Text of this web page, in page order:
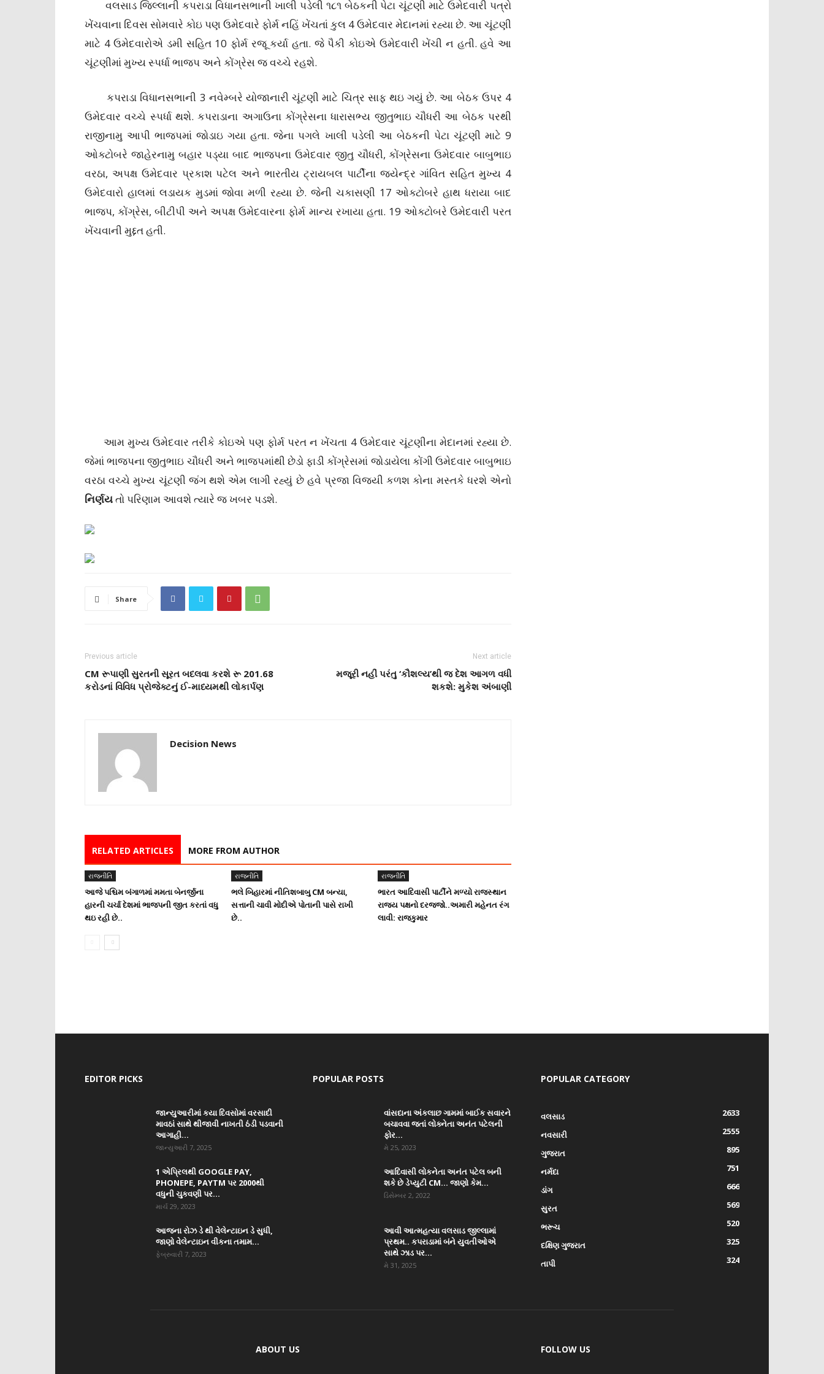
વલસાડ જિલ્લાની કપરાડા વિધાનસભાની ખાલી પડેલી ૧૮૧ બેઠકની પેટા ચૂંટણી માટે ઉમેદવારી પત્રો
ખેંચવાના દિવસ સોમવારે કોઇ પણ ઉમેદવારે ફોર્મ નહિં ખેંચતાં કુલ 4 ઉમેદવાર મેદાનમાં રહ્યા છે. આ ચૂંટણી
માટે 4 ઉમેદવારોએ ડમી સહિત 10 ફોર્મ રજૂ કર્યા હતા. જે પૈકી કોઇએ ઉમેદવારી ખેંચી ન હતી. હવે આ
ચૂંટણીમાં મુખ્ય સ્પર્ધા ભાજપ અને કોંગ્રેસ જ વચ્ચે રહશે.
કપરાડા વિધાનસભાની 3 નવેમ્બરે યોજાનારી ચૂંટણી માટે ચિત્ર સાફ થઇ ગયું છે. આ બેઠક ઉપર 4
ઉમેદવાર વચ્ચે સ્પર્ધા થશે. કપરાડાના અગાઉના કોંગ્રેસના ધારાસભ્ય જીતુભાઇ ચૌધરી આ બેઠક પરથી
રાજીનામુ આપી ભાજપમાં જોડાઇ ગયા હતા. જેના પગલે ખાલી પડેલી આ બેઠકની પેટા ચૂંટણી માટે 9
ઓક્ટોબરે જાહેરનામુ બહાર પડ્યા બાદ ભાજપના ઉમેદવાર જીતુ ચૌધરી, કોંગ્રેસના ઉમેદવાર બાબુભાઇ
વરઠા, અપક્ષ ઉમેદવાર પ્રકાશ પટેલ અને ભારતીય ટ્રાયબલ પાર્ટીના જયેન્દ્ર ગાંવિત સહિત મુખ્ય 4
ઉમેદવારો હાલમાં લડાયક મુડમાં જોવા મળી રહ્યા છે. જેની ચકાસણી 17 ઓક્ટોબરે હાથ ધરાયા બાદ
ભાજપ, કોંગ્રેસ, બીટીપી અને અપક્ષ ઉમેદવારના ફોર્મ માન્ય રખાયા હતા. 19 ઓક્ટોબરે ઉમેદવારી પરત
ખેંચવાની મુદ્દત હતી.
આમ મુખ્ય ઉમેદવાર તરીકે કોઇએ પણ ફોર્મ પરત ન ખેંચતા 4 ઉમેદવાર ચૂંટણીના મેદાનમાં રહ્યા છે.
જેમાં ભાજપના જીતુભાઇ ચૌધરી અને ભાજપમાંથી છેડો ફાડી કોંગ્રેસમાં જોડાયેલા કોંગી ઉમેદવાર બાબુભાઇ
વરઠા વચ્ચે મુખ્ય ચૂંટણી જંગ થશે એમ લાગી રહ્યું છે હવે પ્રજા વિજયી કળશ કોના મસ્તકે ધરશે એનો
નિર્ણયતો પરિણામ આવશે ત્યારે જ ખબર પડશે.
Share
Previous article
CM રૂપાણી સુરતની સૂરત બદલવા કરશે રૂ 201.68
કરોડનાં વિવિધ પ્રોજેક્ટનું ઈ-માધ્યમથી લોકાર્પણ
Next article
મજૂરી નહીં પરંતુ ‘કૌશલ્ય’થી જ દેશ આગળ વધી
શકશે: મુકેશ અંબાણી
Decision News
RELATED ARTICLES MORE FROM AUTHOR
રાજનીતિ
આજે પશ્ચિમ બંગાળમાં મમતા બેનર્જીના
હારની ચર્ચા દેશમાં ભાજપની જીત કરતાં વધુ
થઇ રહી છે..
રાજનીતિ
ભલે બિહારમાં નીતિશબાબુ CM બન્યા,
સત્તાની ચાવી મોદીએ પોતાની પાસે રાખી
છે..
રાજનીતિ
ભારત આદિવાસી પાર્ટીને મળ્યો રાજસ્થાન
રાજ્ય પક્ષનો દરજ્જો..અમારી મહેનત રંગ
લાવી: રાજકુમાર
EDITOR PICKS
જાન્યુઆરીમાં કયા દિવસોમાં વરસાદી
માવઠાં સાથે થીજાવી નાખતી ઠંડી પડવાની
આગાહી...
જાન્યુઆરી 7, 2025
1 એપ્રિલથી GOOGLE PAY,
PHONEPE, PAYTM પર 2000થી
વધુની ચુકવણી પર...
માર્ચ 29, 2023
આજના રોઝ ડે થી વેલેન્ટાઇન ડે સુધી,
જાણો વેલેન્ટાઇન વીકના તમામ...
ફેબ્રુવારી 7, 2023
POPULAR POSTS
વાંસદાના અંકલાછ ગામમાં બાઈક સવારને
બચાવવા જતાં લોક્નેતા અનંત પટેલની
ફોર...
મે 25, 2023
આદિવાસી લોકનેતા અનંત પટેલ બની
શકે છે ડેપ્યુટી CM… જાણો કેમ...
ડિસેમ્બર 2, 2022
આવી આત્મહત્યા વલસાડ જીલ્લામાં
પ્રથમ.. કપરાડામાં બંને યુવતીઓએ
સાથે ઝાડ પર...
મે 31, 2025
POPULAR CATEGORY
વલસાડ
2633
નવસારી
2555
ગુજરાત
895
નર્મદા
751
ડાંગ
666
સુરત
569
ભરૂચ
520
દક્ષિણ ગુજરાત
325
તાપી
324
ABOUT US FOLLOW US